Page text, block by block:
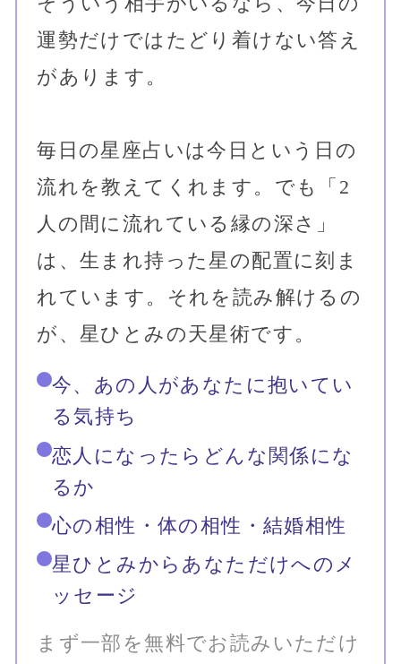
気に入ったら続きを読む、それだ
けでOK。
あの人との相性を確かめる
｜生年月日のみで完了
仕事運が高く、もしかすると嬉しい
あなたの願い事が実現しそうな気配
だと言えます。昇進・昇格の話も出
てくるでしょう。今まで先輩が担当
もしれません。あなたの実力が広く
がサポートしてくれて、職場での絆
を強く感じるでしょう。もしかする
と、他社から引き抜きのオファーが
来るかもしれません。大きな転機が
来そうです。
金運
今日の金銭運は、高めな一日になり
て、お祝いなどをする機会に恵まれ